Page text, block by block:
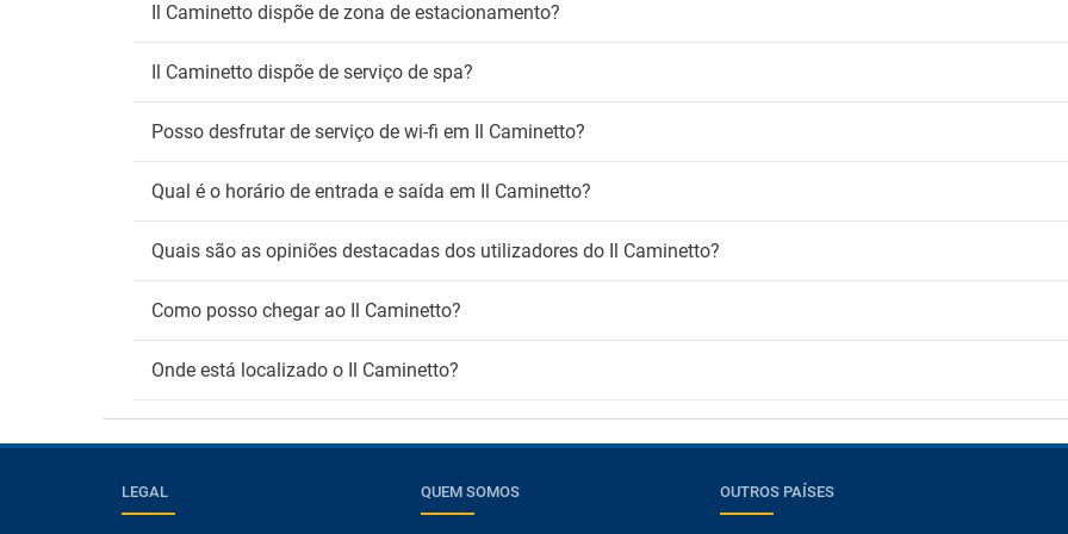
Il Caminetto dispõe de zona de estacionamento?
Il Caminetto dispõe de serviço de spa?
Posso desfrutar de serviço de wi-fi em Il Caminetto?
Qual é o horário de entrada e saída em Il Caminetto?
Quais são as opiniões destacadas dos utilizadores do Il Caminetto?
Como posso chegar ao Il Caminetto?
Onde está localizado o Il Caminetto?
LEGAL QUEM SOMOS OUTROS PAÍSES